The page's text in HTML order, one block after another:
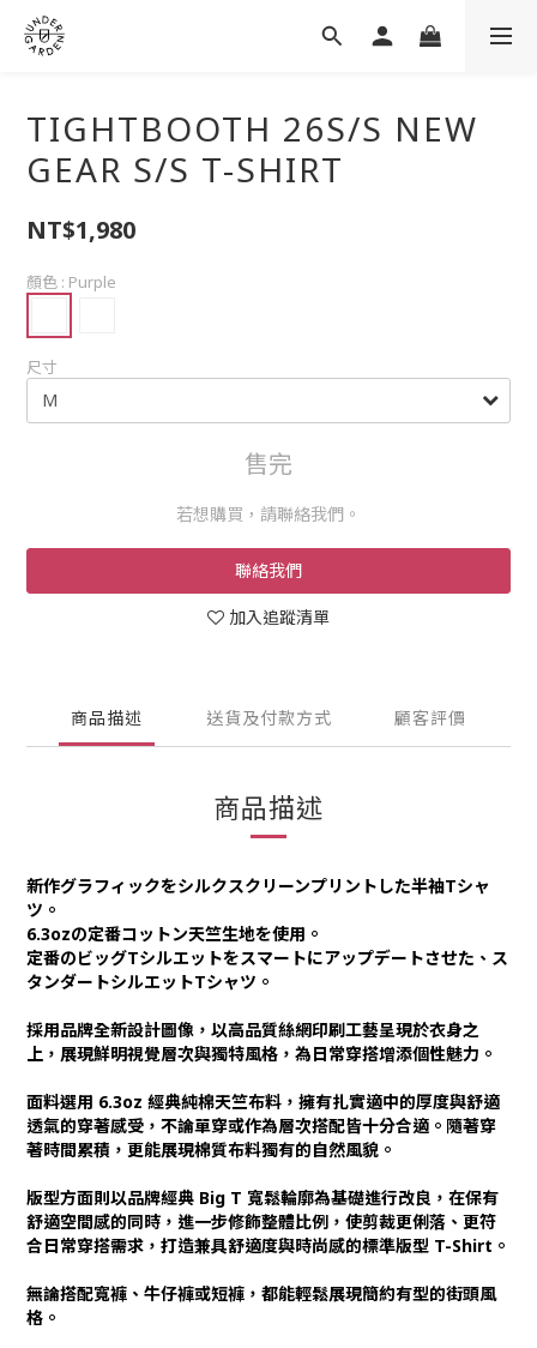
TIGHTBOOTH 26S/S NEW
GEAR S/S T-SHIRT
NT$1,980
顏色 : Purple
尺寸
售完
若想購買，請聯絡我們。
聯絡我們
加入追蹤清單
商品描述 送貨及付款方式 顧客評價
商品描述
新作グラフィックをシルクスクリーンプリントした半袖Tシャ
ツ。
6.3ozの定番コットン天竺生地を使用。
定番のビッグTシルエットをスマートにアップデートさせた、ス
タンダートシルエットTシャツ。
採用品牌全新設計圖像，以高品質絲網印刷工藝呈現於衣身之
上，展現鮮明視覺層次與獨特風格，為日常穿搭增添個性魅力。
面料選用 6.3oz 經典純棉天竺布料，擁有扎實適中的厚度與舒適
透氣的穿著感受，不論單穿或作為層次搭配皆十分合適。隨著穿
著時間累積，更能展現棉質布料獨有的自然風貌。
版型方面則以品牌經典 Big T 寬鬆輪廓為基礎進行改良，在保有
舒適空間感的同時，進一步修飾整體比例，使剪裁更俐落、更符
合日常穿搭需求，打造兼具舒適度與時尚感的標準版型 T-Shirt。
無論搭配寬褲、牛仔褲或短褲，都能輕鬆展現簡約有型的街頭風
格。